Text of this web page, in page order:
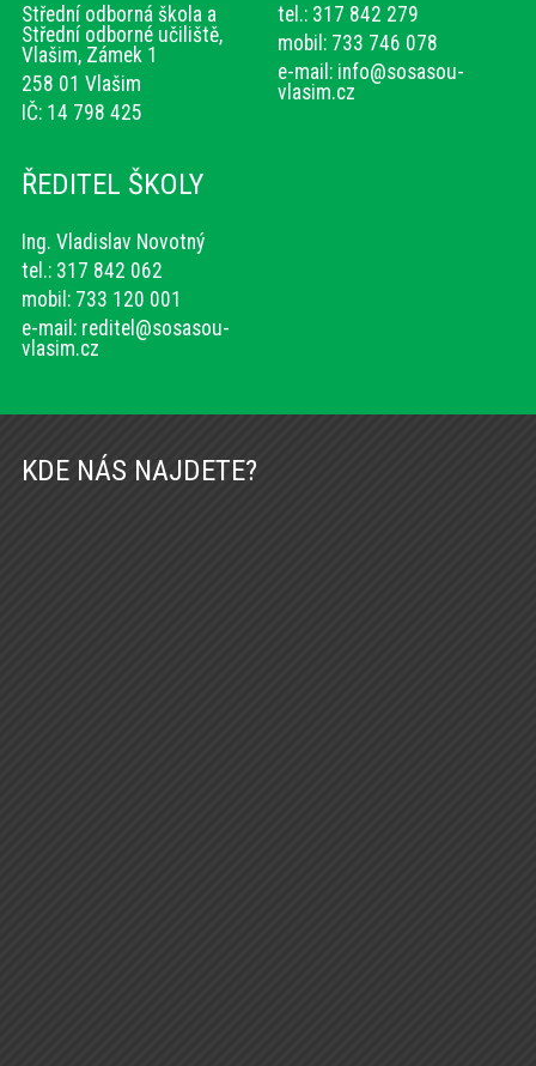
Střední odborná škola a
Střední odborné učiliště,
Vlašim, Zámek 1
258 01 Vlašim
IČ: 14 798 425
tel.: 317 842 279
mobil: 733 746 078
e-mail: info@sosasou-
vlasim.cz
ŘEDITEL ŠKOLY
Ing. Vladislav Novotný
tel.: 317 842 062
mobil: 733 120 001
e-mail: reditel@sosasou-
vlasim.cz
KDE NÁS NAJDETE?